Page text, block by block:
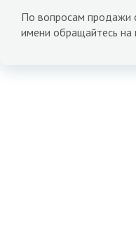
По вопросам продажи
имени обращайтесь